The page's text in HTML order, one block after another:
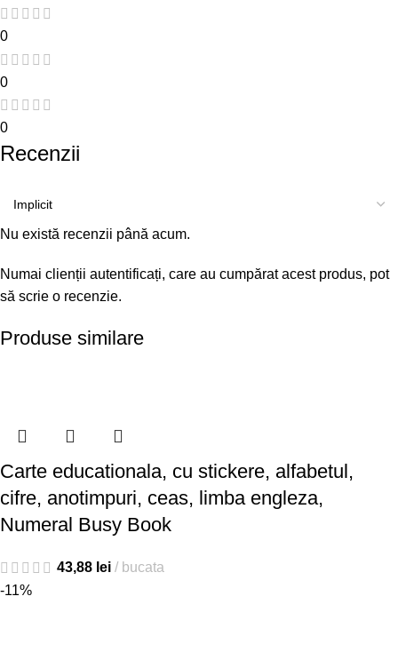
0
0
0
Recenzii
Nu există recenzii până acum.
Numai clienții autentificați, care au cumpărat acest produs, pot
să scrie o recenzie.
Produse similare
Carte educationala, cu stickere, alfabetul,
cifre, anotimpuri, ceas, limba engleza,
Numeral Busy Book
43,88 lei
bucata
-11%